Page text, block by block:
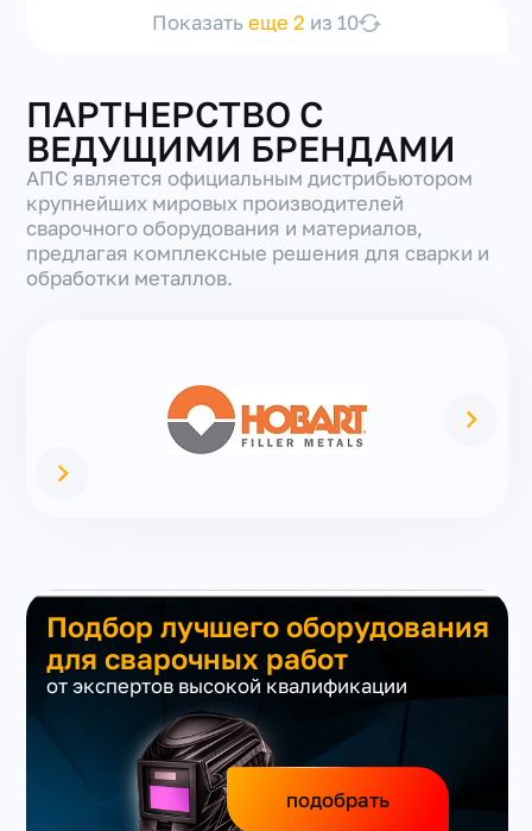
Показатьеще 2 из 10
ПАРТНЕРСТВО С
ВЕДУЩИМИ БРЕНДАМИ
АПС является официальным дистрибьютором
крупнейших мировых производителей
сварочного оборудования и материалов,
предлагая комплексные решения для сварки и
обработки металлов.
Подбор лучшего оборудования
для сварочных работ
от экспертов высокой квалификации
подобрать